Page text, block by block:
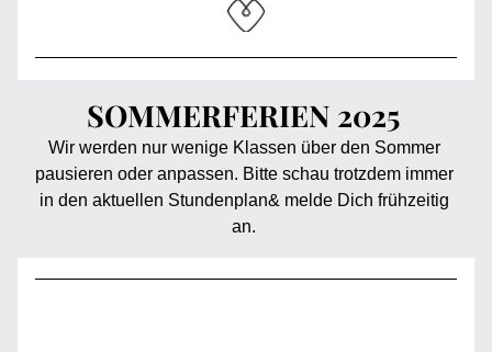
SOMMERFERIEN 2025
Wir werden nur wenige Klassen über den Sommer
pausieren oder anpassen. Bitte schau trotzdem immer
in den aktuellen Stundenplan& melde Dich frühzeitig
an.